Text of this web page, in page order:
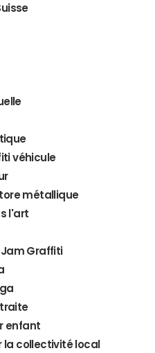
véhicule
métallique
l'art
Graffiti
enfant
la collectivité local